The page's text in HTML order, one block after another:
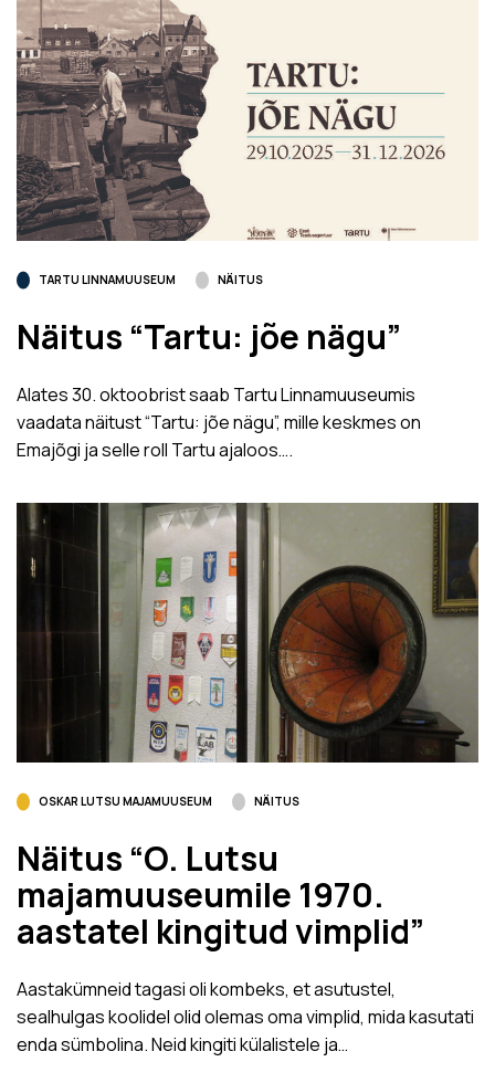
TARTU LINNAMUUSEUM NÄITUS
Näitus “Tartu: jõe nägu”
Alates 30. oktoobrist saab Tartu Linnamuuseumis
vaadata näitust “Tartu: jõe nägu”, mille keskmes on
Emajõgi ja selle roll Tartu ajaloos….
OSKAR LUTSU MAJAMUUSEUM NÄITUS
Näitus “O. Lutsu
majamuuseumile 1970.
aastatel kingitud vimplid”
Aastakümneid tagasi oli kombeks, et asutustel,
sealhulgas koolidel olid olemas oma vimplid, mida kasutati
enda sümbolina. Neid kingiti külalistele ja…